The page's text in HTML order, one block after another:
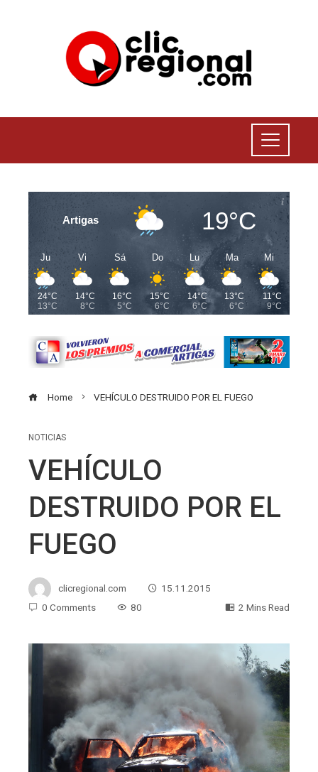
Artigas 19°C
Ju
24°C
13°C
Vi
14°C
8°C
Sá
16°C
5°C
Do
15°C
6°C
Lu
14°C
6°C
Ma
13°C
6°C
Mi
11°C
9°C
Home VEHÍCULO DESTRUIDO POR EL FUEGO
NOTICIAS
VEHÍCULO
DESTRUIDO POR EL
FUEGO
clicregional.com
15.11.2015
0 Comments
80 2 Mins Read